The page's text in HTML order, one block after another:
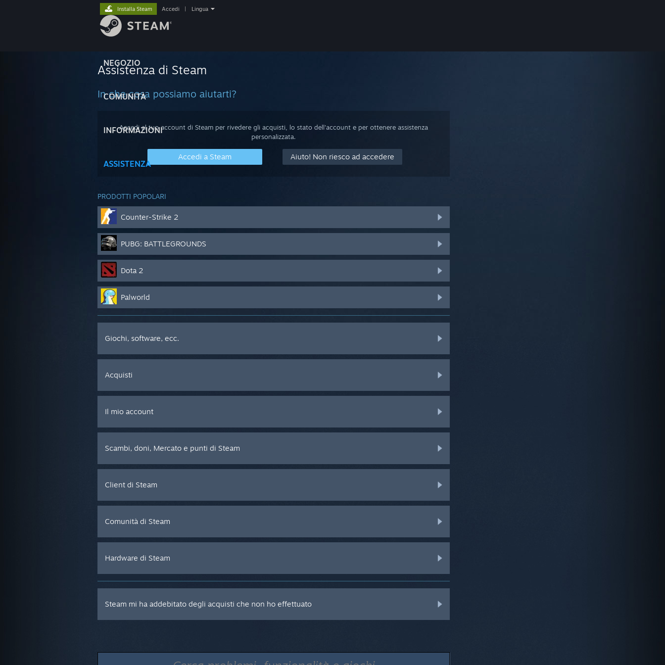
NEGOZIO
COMUNITÀ
INFORMAZIONI
ASSISTENZA
Installa Steam Accedi Lingua
Assistenza di Steam
In che cosa possiamo aiutarti?
Accedi al tuo account di Steam per rivedere gli acquisti, lo stato dell'account e per ottenere assistenza
personalizzata.
Accedi a Steam Aiuto! Non riesco ad accedere
PRODOTTI POPOLARI
Counter-Strike 2
PUBG: BATTLEGROUNDS
Dota 2
Palworld
Giochi, software, ecc.
Acquisti
Il mio account
Scambi, doni, Mercato e punti di Steam
Client di Steam
Comunità di Steam
Hardware di Steam
Steam mi ha addebitato degli acquisti che non ho effettuato